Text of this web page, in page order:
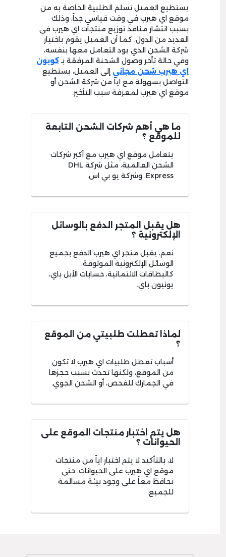
يستطيع العميل تسلم الطلبية الخاصة به من
موقع اي هيرب في وقت قياسي جداً، وذلك
بسبب انتشار منافذ توزيع منتجات اي هيرب في
العديد من الدول، كما أن العميل يقوم باختيار
شركة الشحن الذي يود التعامل معها بنفسه،
وفي حالة تأخر وصول الشحنة المرفقة بـكوبون
اي هيرب شحن مجاني إلى العميل، يستطيع
التواصل بسهولة مع اياً من شركة الشحن أو
موقع اي هيرب لمعرفة سبب التأخير.
ما هي أهم شركات الشحن التابعة
للموقع ؟
يتعامل موقع اي هيرب مع أكبر شركات
الشحن العالمية، مثل شركة DHL
Express، وشركة يو بي اس.
هل يقبل المتجر الدفع بالوسائل
الإلكترونية ؟
نعم، يقبل متجر اي هيرب الدفع بجميع
الوسائل الإلكترونية الموثوقة،
كالبطاقات الائتمانية، حسابات الأبل باي،
يونيون باي.
لماذا تعطلت طلبيتي من الموقع
؟
أسباب تعطل طلبيات اي هيرب لا تكون
من الموقع، ولكنها تحدث بسبب حجزها
في الجمارك للفحص، أو الشحن الجوي.
هل يتم اختبار منتجات الموقع على
الحيوانات ؟
لا، بالتأكيد لا يتم اختبار اياً من منتجات
موقع اي هيرب على الحيوانات، حتى
نحافظ معاً على وجود بيئة مسالمة
للجميع.